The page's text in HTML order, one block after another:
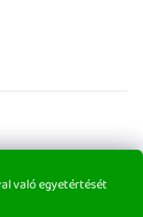
való egyetértését